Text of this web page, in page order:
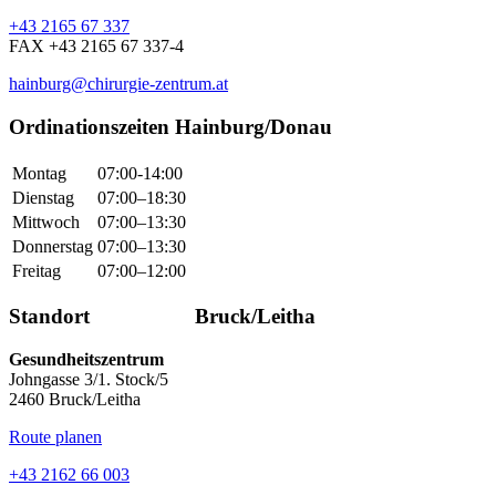
+43 2165 67 337
FAX +43 2165 67 337-4
hainburg@chirurgie-zentrum.at
Ordinationszeiten Hainburg/Donau
Montag
07:00-14:00
Dienstag
07:00–18:30
Mittwoch
07:00–13:30
Donnerstag 07:00–13:30
Freitag
07:00–12:00
Standort Bruck/Leitha
Gesundheitszentrum
Johngasse 3/1. Stock/5
2460 Bruck/Leitha
Route planen
+43 2162 66 003